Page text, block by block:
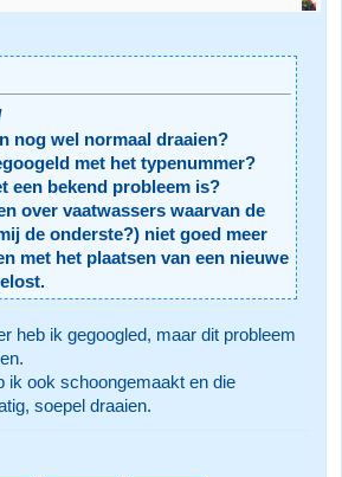
nog wel normaal draaien?
met het typenummer?
een bekend probleem is?
over vaatwassers waarvan de
de onderste?) niet goed meer
met het plaatsen van een nieuwe
heb ik gegoogled, maar dit probleem
ik ook schoongemaakt en die
soepel draaien.